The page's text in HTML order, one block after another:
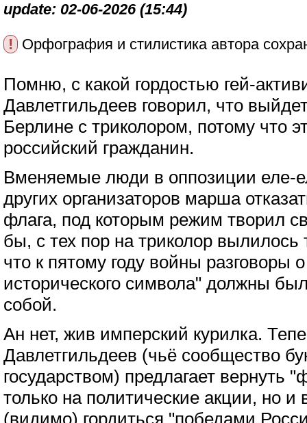
update: 02-06-2026 (15:44)
! Орфография и стилистика автора
Помню, с какой гордостью гей-
Давлетгильдеев говорил, что
Берлине с триколором, потому что
российский гражданин.
Вменяемые люди в оппозиции еле-
других организаторов марша
флага, под которым режим творил
бы, с тех пор на триколор вылилось
что к пятому году войны разговоры
исторического символа" должны
собой.
Ан нет, жив имперский курилка.
Давлетгильдеев (чьё сообщество
государством) предлагает вернуть
только на политические акции, но
(видимо) гордиться "победами